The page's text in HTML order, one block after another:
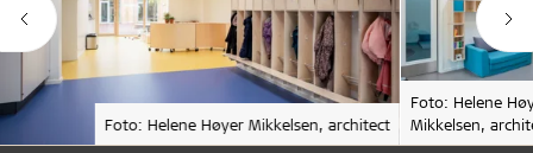
Foto: Helene Høyer Mikkelsen, architect
Foto: Helene
Mikkelsen,